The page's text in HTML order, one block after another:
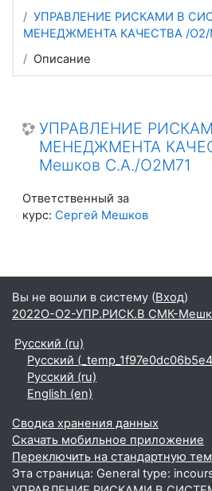
УПРАВЛЕНИЕ РИСКАМИ В
МЕНЕДЖМЕНТА КАЧЕСТВА /О2/
Описание
УПРАВЛЕНИЕ
МЕНЕДЖМЕНТА
Мешков С.А./О2М71
Ответственный за
курс: Сергей Мешков
Вы не вошли в систему (Вход)
2022О-О2-УПР.РИСК.В СМК-
Русский ‎(ru)‎
Русский
Русский ‎(ru)‎
English ‎(en)‎
Сводка хранения данных
Скачать мобильное приложение
Переключить на стандартную
Эта страница: General type: